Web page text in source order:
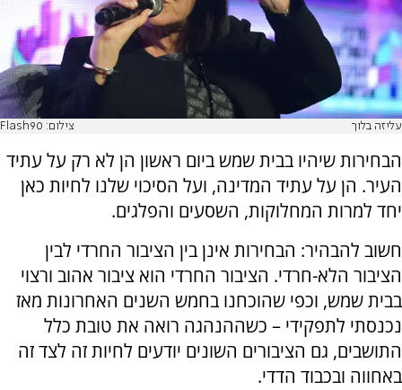
עליזה בלוך צילום: Flash90
הבחירות שיהיו בבית שמש ביום ראשון הן לא רק על עתיד
העיר. הן על עתיד המדינה, ועל הסיכוי שלנו לחיות כאן
יחד למרות המחלוקות, השסעים והפלגים.
חשוב להבהיר: הבחירות אינן בין הציבור החרדי לבין
הציבור הלא-חרדי. הציבור החרדי הוא ציבור אהוב ורצוי
בבית שמש, וכפי שהוכחנו בחמש השנים האחרונות מאז
נכנסתי לתפקידי – כשההנהגה רואה את טובת כלל
התושבים, גם הציבורים השונים יודעים לחיות זה לצד זה
באחווה ובכבוד הדדי.